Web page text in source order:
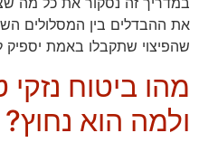
את ההבדלים בין המסלולים
שהפיצוי שתקבלו באמת
מהו ביטוח
ולמה הוא נחוץ?